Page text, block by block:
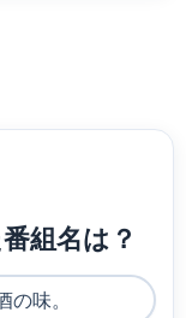
組名は？
味。